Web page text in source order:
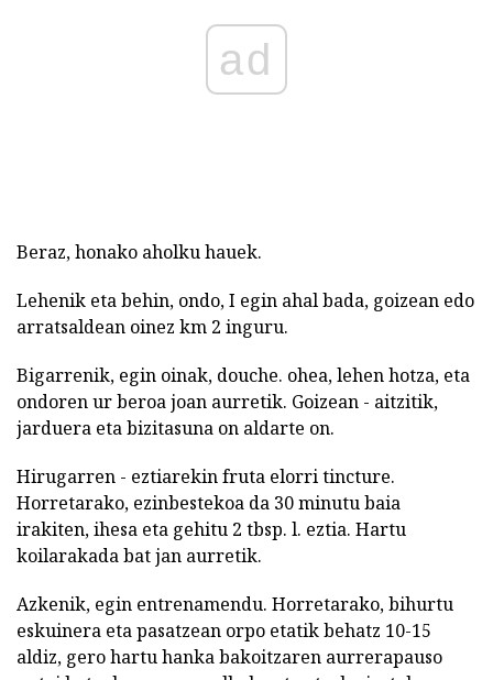
ad
Beraz, honako aholku hauek.
Lehenik eta behin, ondo, I egin ahal bada, goizean edo
arratsaldean oinez km 2 inguru.
Bigarrenik, egin oinak, douche. ohea, lehen hotza, eta
ondoren ur beroa joan aurretik. Goizean - aitzitik,
jarduera eta bizitasuna on aldarte on.
Hirugarren - eztiarekin fruta elorri tincture.
Horretarako, ezinbestekoa da 30 minutu baia
irakiten, ihesa eta gehitu 2 tbsp. l. eztia. Hartu
koilarakada bat jan aurretik.
Azkenik, egin entrenamendu. Horretarako, bihurtu
eskuinera eta pasatzean orpo etatik behatz 10-15
aldiz, gero hartu hanka bakoitzaren aurrerapauso